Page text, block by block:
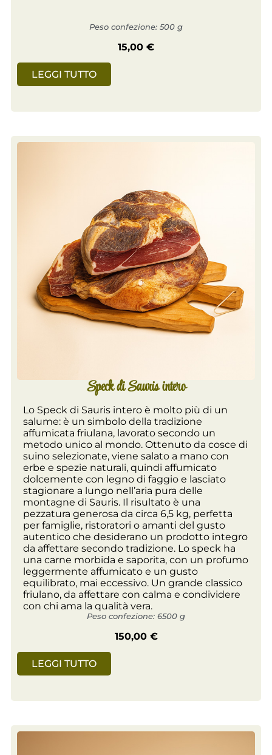
Peso confezione: 500 g
15,00 €
LEGGI TUTTO
Speck di Sauris intero
Lo Speck di Sauris intero è molto più di un
salume: è un simbolo della tradizione
affumicata friulana, lavorato secondo un
metodo unico al mondo. Ottenuto da cosce di
suino selezionate, viene salato a mano con
erbe e spezie naturali, quindi affumicato
dolcemente con legno di faggio e lasciato
stagionare a lungo nell’aria pura delle
montagne di Sauris. Il risultato è una
pezzatura generosa da circa 6,5 kg, perfetta
per famiglie, ristoratori o amanti del gusto
autentico che desiderano un prodotto integro
da affettare secondo tradizione. Lo speck ha
una carne morbida e saporita, con un profumo
leggermente affumicato e un gusto
equilibrato, mai eccessivo. Un grande classico
friulano, da affettare con calma e condividere
con chi ama la qualità vera.
Peso confezione: 6500 g
150,00 €
LEGGI TUTTO